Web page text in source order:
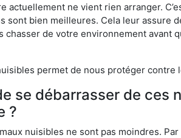
actuellement ne vient rien arranger.
sont bien meilleures. Cela leur
de votre environnement avant
permet de nous protéger
se débarrasser de ces
?
nuisibles ne sont pas moindres.